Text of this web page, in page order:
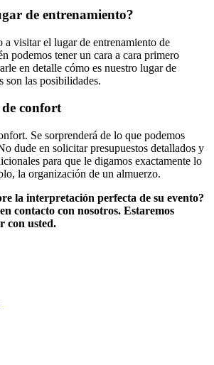
de entrenamiento?
a visitar el lugar de entrenamiento de
podemos tener un cara a cara primero
en detalle cómo es nuestro lugar de
son las posibilidades.
de confort
Se sorprenderá de lo que podemos
dude en solicitar presupuestos detallados y
para que le digamos exactamente lo
la organización de un almuerzo.
la interpretación perfecta de su evento?
contacto con nosotros. Estaremos
con usted.